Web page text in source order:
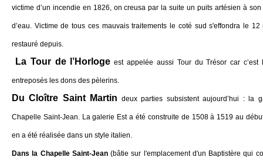
victime d’un incendie en 1826, on creusa par la suite un puits artésien à
d’eau. Victime de tous ces mauvais traitements le coté sud s'effondra le
restauré depuis.
La Tour de l’Horloge est appelée aussi Tour du Trésor car
entreposés les dons des pèlerins.
Du Cloître Saint Martin deux parties subsistent aujourd’hui : la
Chapelle Saint-Jean. La galerie Est a été construite de 1508 à 1519 au
en a été réalisée dans un style italien.
Dans la Chapelle Saint-Jean (bâtie sur l'emplacement d'un Baptistère qui